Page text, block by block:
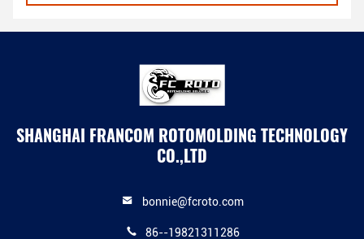
SHANGHAI FRANCOM ROTOMOLDING TECHNOLOGY
CO.,LTD
bonnie@fcroto.com
86--19821311286